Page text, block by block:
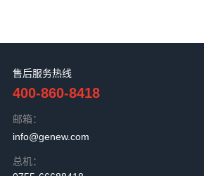
售后服务热线
400-860-8418
邮箱：
info@genew.com
总机：